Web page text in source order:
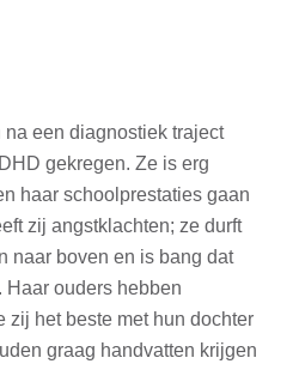
een diagnostiek traject
gekregen. Ze is erg
haar schoolprestaties gaan
zij angstklachten; ze durft
naar boven en is bang dat
Haar ouders hebben
zij het beste met hun dochter
graag handvatten krijgen